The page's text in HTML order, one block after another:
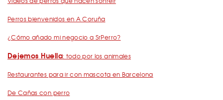
Perros bienvenidos en A Coruña
¿Cómo añado mi negocio a SrPerro?
Dejemos Huella: todo por los animales
Restaurantes para ir con mascota en Barcelona
De Cañas con perro